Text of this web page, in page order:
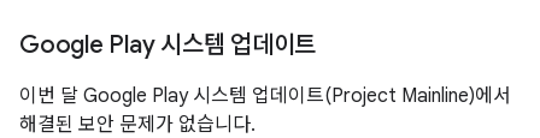
Google Play 시스템 업데이트
이번 달 Google Play 시스템 업데이트(Project Mainline)에서
해결된 보안 문제가 없습니다.